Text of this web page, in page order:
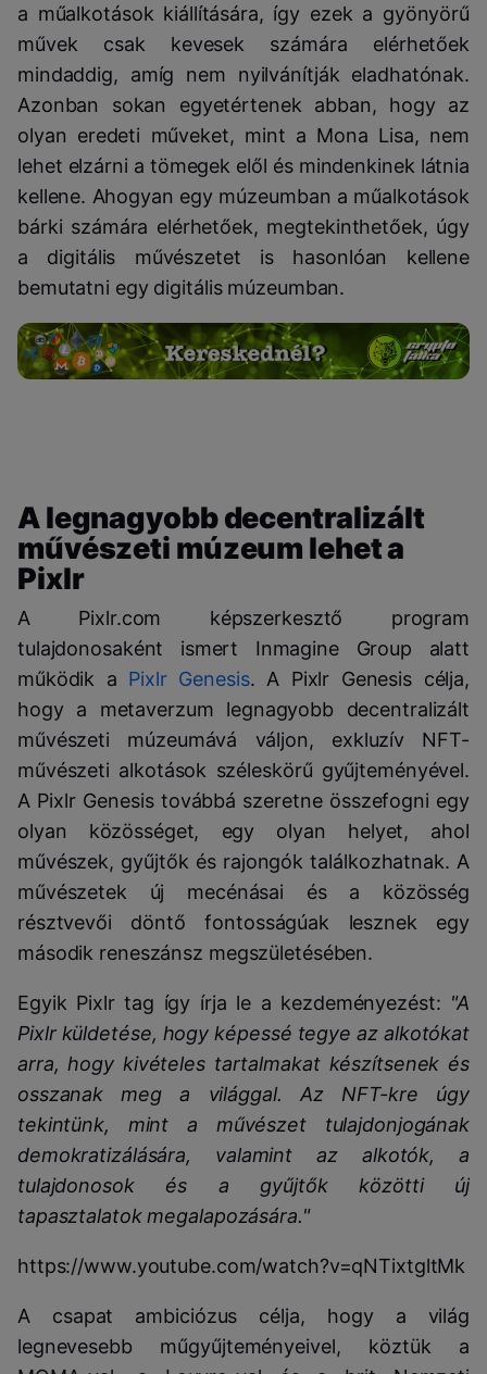
a műalkotások kiállítására, így ezek a gyönyörű
művek csak kevesek számára elérhetőek
mindaddig, amíg nem nyilvánítják eladhatónak.
Azonban sokan egyetértenek abban, hogy az
olyan eredeti műveket, mint a Mona Lisa, nem
lehet elzárni a tömegek elől és mindenkinek látnia
kellene. Ahogyan egy múzeumban a műalkotások
bárki számára elérhetőek, megtekinthetőek, úgy
a digitális művészetet is hasonlóan kellene
bemutatni egy digitális múzeumban.
A legnagyobb decentralizált
művészeti múzeum lehet a
Pixlr
A Pixlr.com képszerkesztő program
tulajdonosaként ismert Inmagine Group alatt
működik a Pixlr Genesis. A Pixlr Genesis célja,
hogy a metaverzum legnagyobb decentralizált
művészeti múzeumává váljon, exkluzív NFT-
művészeti alkotások széleskörű gyűjteményével.
A Pixlr Genesis továbbá szeretne összefogni egy
olyan közösséget, egy olyan helyet, ahol
művészek, gyűjtők és rajongók találkozhatnak. A
művészetek új mecénásai és a közösség
résztvevői döntő fontosságúak lesznek egy
második reneszánsz megszületésében.
Egyik Pixlr tag így írja le a kezdeményezést: "A
Pixlr küldetése, hogy képessé tegye az alkotókat
arra, hogy kivételes tartalmakat készítsenek és
osszanak meg a világgal. Az NFT-kre úgy
tekintünk, mint a művészet tulajdonjogának
demokratizálására, valamint az alkotók, a
tulajdonosok és a gyűjtők közötti új
tapasztalatok megalapozására."
https://www.youtube.com/watch?v=qNTixtgltMk
A csapat ambiciózus célja, hogy a világ
legnevesebb műgyűjteményeivel, köztük a